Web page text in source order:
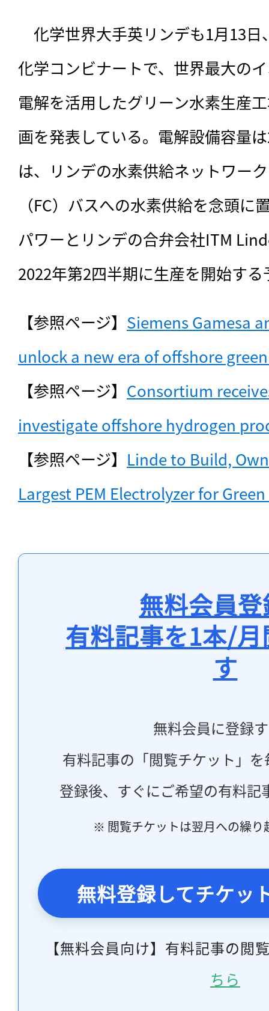
化学世界大手英リンデも1月13日
化学コンビナートで、世界最大の
電解を活用したグリーン水素生産
画を発表している。電解設備容量
は、リンデの水素供給ネットワー
（FC）バスへの水素供給を念頭に
パワーとリンデの合弁会社ITM
2022年第2四半期に生産を開始する
【参照ページ】 Siemens Gamesa
unlock a new era of offshore
【参照ページ】 Consortium
investigate offshore hydrogen
【参照ページ】 Linde to Build,
Largest PEM Electrolyzer for
無料会員
有料記事を1本/
す
無料会員に登録
有料記事の「閲覧チケット」
登録後、すぐにご希望の有料記
※ 閲覧チケットは翌月への繰り
無料登録してチケッ
【無料会員向け】有料記事の閲
ちら